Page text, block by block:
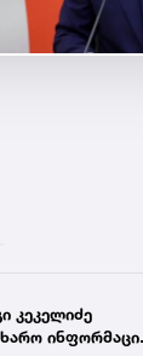
კეკელიძე